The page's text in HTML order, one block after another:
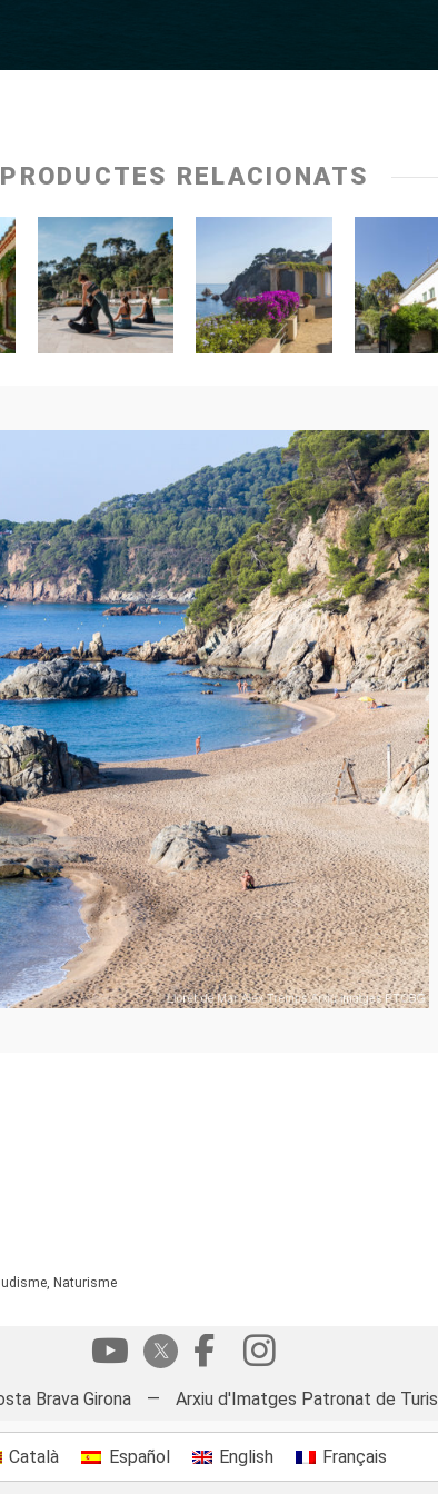
PRODUCTES RELACIONATS
Naturisme
Brava Girona — Arxiu d'Imatges Patronat de
Català Español English Français